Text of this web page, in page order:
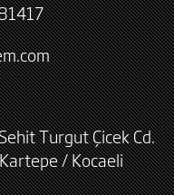
Turgut Çicek Cd.
/ Kocaeli